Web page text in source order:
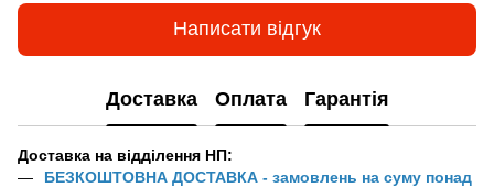
Написати відгук
Доставка Оплата Гарантія
Доставка на відділення НП:
БЕЗКОШТОВНА ДОСТАВКА - замовлень на суму понад